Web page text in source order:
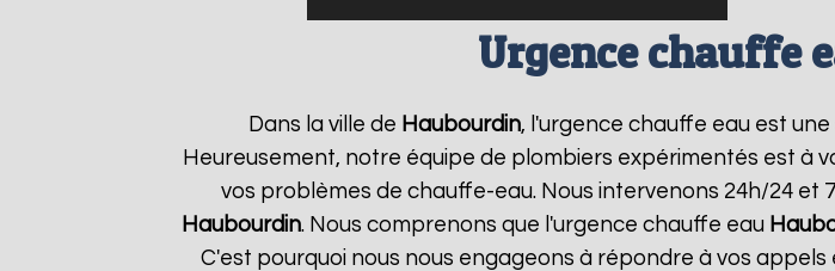
Urgence chauffe
Dans la ville de Haubourdin, l'urgence chauffe eau est
Heureusement, notre équipe de plombiers expérimentés est à
vos problèmes de chauffe-eau. Nous intervenons 24h/24
Haubourdin. Nous comprenons que l'urgence chauffe eau
C'est pourquoi nous nous engageons à répondre à vos